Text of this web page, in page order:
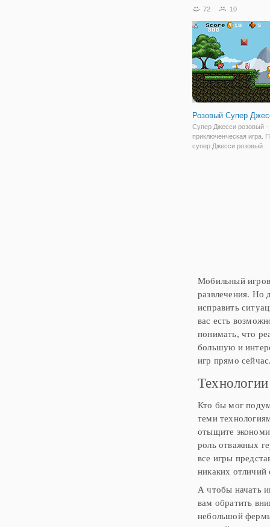
головоломки, чтобы
умственные навыки.
просто так в своё
72 10
Розовый Супер
Супер Джесси розовый -
приключенческая игра.
супер Джесси розовый
Мобильный
развлечения. Но
исправить
вас есть
понимать, что
большую и
игр прямо
Кто бы мог
теми
отыщите
роль отважных
все игры
никаких отличий
А чтобы начать
вам обратить
небольшой